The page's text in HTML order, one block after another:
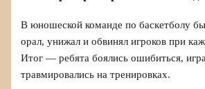
В юношеской команде по баскетболу
орал, унижал и обвинял игроков при
Итог — ребята боялись ошибиться,
травмировались на тренировках.